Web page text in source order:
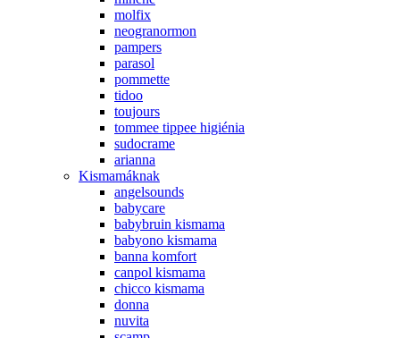
molfix
neogranormon
pampers
parasol
pommette
tidoo
toujours
tommee tippee higiénia
sudocrame
arianna
Kismamáknak
angelsounds
babycare
babybruin kismama
babyono kismama
banna komfort
canpol kismama
chicco kismama
donna
nuvita